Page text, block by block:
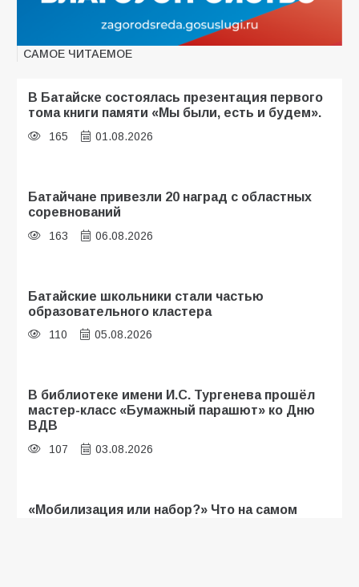
САМОЕ ЧИТАЕМОЕ
В Батайске состоялась презентация первого
тома книги памяти «Мы были, есть и будем».
165 01.08.2026
Батайчане привезли 20 наград с областных
соревнований
163 06.08.2026
Батайские школьники стали частью
образовательного кластера
110 05.08.2026
В библиотеке имени И.С. Тургенева прошёл
мастер-класс «Бумажный парашют» ко Дню
ВДВ
107 03.08.2026
«Мобилизация или набор?» Что на самом